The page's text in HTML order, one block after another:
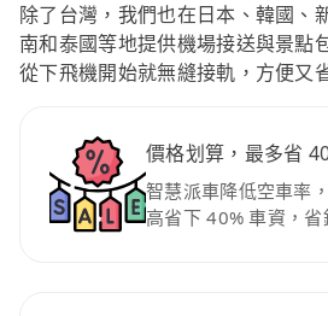
除了台灣，我們也在日本、韓國、
南和泰國等地提供機場接送與景點
從下飛機開始就無縫接軌，方便又
價格划算，最多省
智慧派車降低空車率
高省下 40% 車資，省